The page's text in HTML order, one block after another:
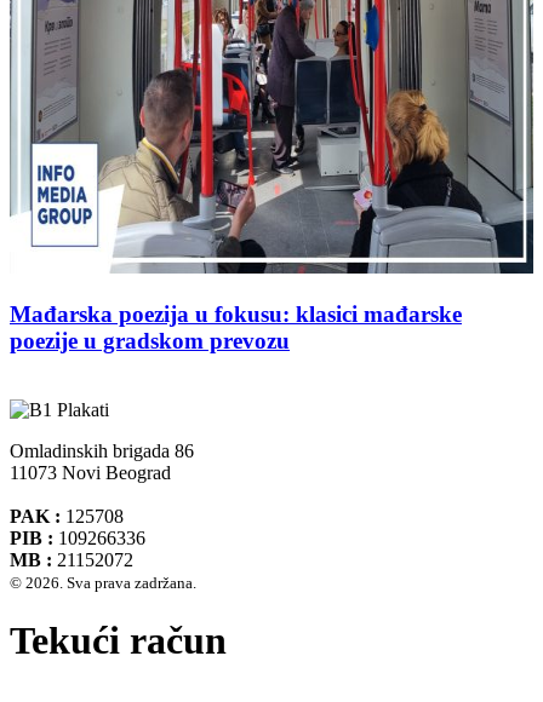
Mađarska poezija u fokusu: klasici mađarske
poezije u gradskom prevozu
Omladinskih brigada 86
11073 Novi Beograd
PAK : 125708
PIB : 109266336
MB : 21152072
© 2026. Sva prava zadržana.
Tekući račun